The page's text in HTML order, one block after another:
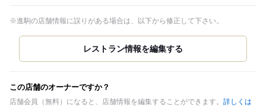
※進駒の店舗情報に誤りがある場合は、以下から修正して下さい。
この店舗のオーナーですか？
店舗会員（無料）になると、店舗情報を編集することができます。 詳しくは